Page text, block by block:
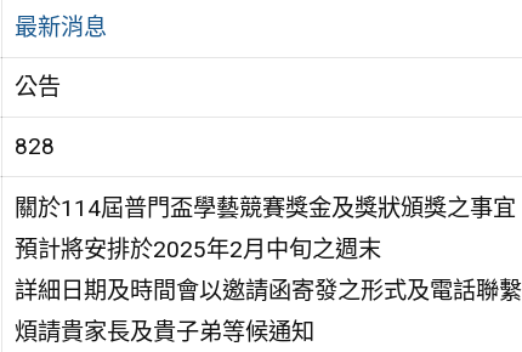
最新消息
公告
828
關於114屆普門盃學藝競賽獎金及獎狀頒獎之事宜
預計將安排於2025年2月中旬之週末
詳細日期及時間會以邀請函寄發之形式及電話聯
煩請貴家長及貴子弟等候通知